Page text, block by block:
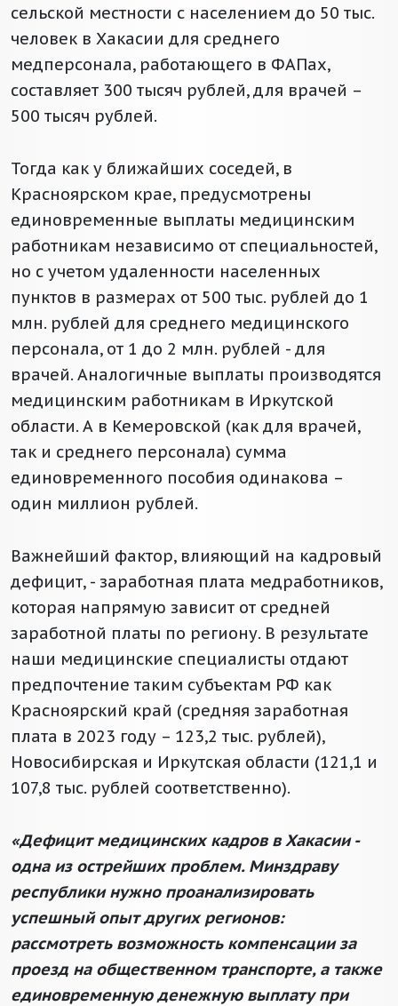
сельской местности с населением до 50 тыс.
человек в Хакасии для среднего
медперсонала, работающего в ФАПах,
составляет 300 тысяч рублей, для врачей –
500 тысяч рублей.
Тогда как у ближайших соседей, в
Красноярском крае, предусмотрены
единовременные выплаты медицинским
работникам независимо от специальностей,
но с учетом удаленности населенных
пунктов в размерах от 500 тыс. рублей до 1
млн. рублей для среднего медицинского
персонала, от 1 до 2 млн. рублей - для
врачей. Аналогичные выплаты производятся
медицинским работникам в Иркутской
области. А в Кемеровской (как для врачей,
так и среднего персонала) сумма
единовременного пособия одинакова –
один миллион рублей.
Важнейший фактор, влияющий на кадровый
дефицит, - заработная плата медработников,
которая напрямую зависит от средней
заработной платы по региону. В результате
наши медицинские специалисты отдают
предпочтение таким субъектам РФ как
Красноярский край (средняя заработная
плата в 2023 году – 123,2 тыс. рублей),
Новосибирская и Иркутская области (121,1 и
107,8 тыс. рублей соответственно).
«Дефицит медицинских кадров в Хакасии -
одна из острейших проблем. Минздраву
республики нужно проанализировать
успешный опыт других регионов:
рассмотреть возможность компенсации за
проезд на общественном транспорте, а также
единовременную денежную выплату при